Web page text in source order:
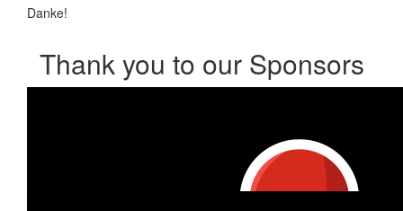
Danke!
Thank you to our Sponsors